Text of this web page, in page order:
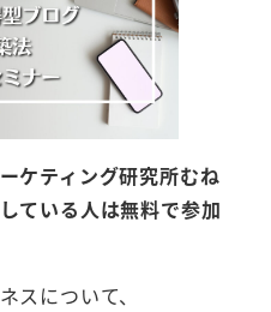
ケティング研究所むね
ている人は無料で参加
スについて、